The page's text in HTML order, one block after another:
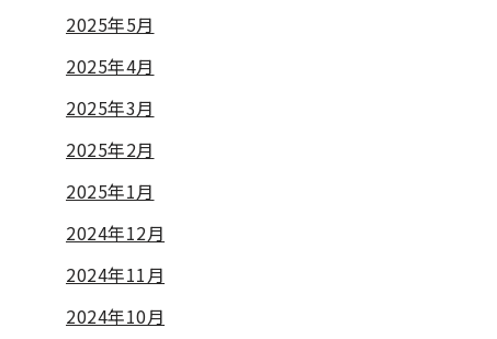
2025年5月
2025年4月
2025年3月
2025年2月
2025年1月
2024年12月
2024年11月
2024年10月